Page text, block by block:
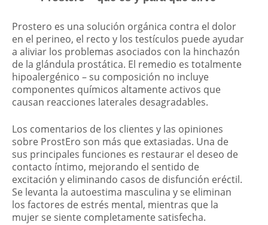
Prostero es una solución orgánica contra el dolor
en el perineo, el recto y los testículos puede ayudar
a aliviar los problemas asociados con la hinchazón
de la glándula prostática. El remedio es totalmente
hipoalergénico – su composición no incluye
componentes químicos altamente activos que
causan reacciones laterales desagradables.
Los comentarios de los clientes y las opiniones
sobre ProstEro son más que extasiadas. Una de
sus principales funciones es restaurar el deseo de
contacto íntimo, mejorando el sentido de
excitación y eliminando casos de disfunción eréctil.
Se levanta la autoestima masculina y se eliminan
los factores de estrés mental, mientras que la
mujer se siente completamente satisfecha.